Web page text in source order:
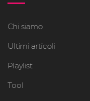
Chi siamo
Ultimi articoli
Playlist
Tool